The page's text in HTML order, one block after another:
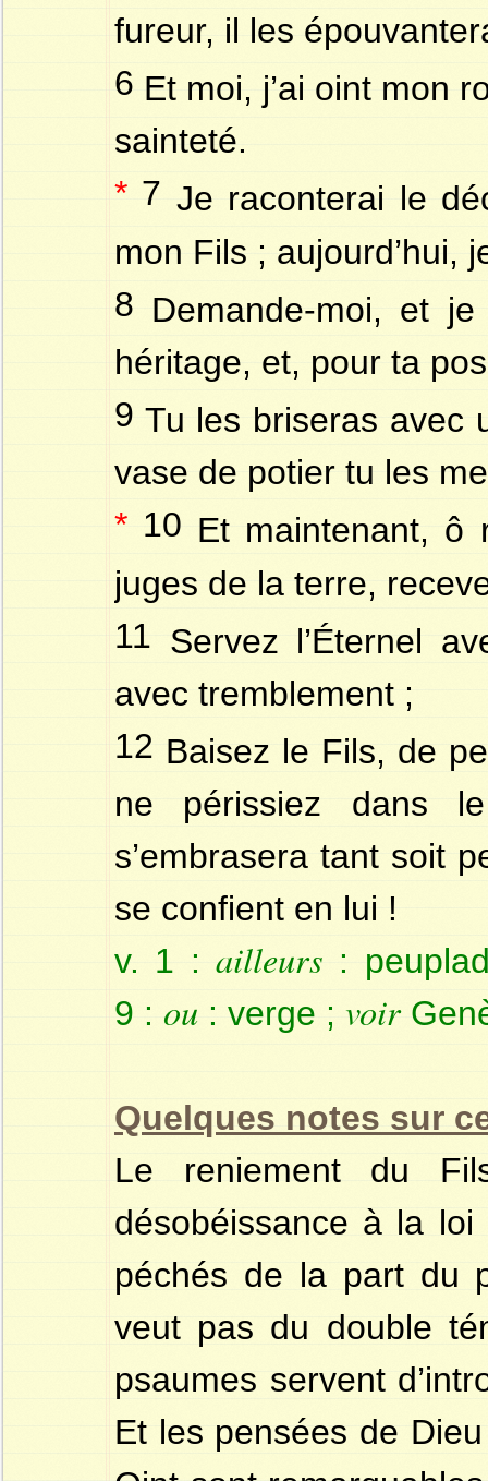
fureur, il les
6 Et moi, j’ai oint mon
sainteté.
* 7 Je raconterai le
mon Fils ; aujourd’hui,
8 Demande-moi, et
héritage, et, pour ta
9 Tu les briseras avec
vase de potier tu les
* 10 Et maintenant, ô
juges de la terre,
11 Servez l’Éternel
avec tremblement ;
12 Baisez le Fils, de
ne périssiez dans
s’embrasera tant soit
se confient en lui !
v. 1 : ailleurs :
9 : ou : verge ; voir
Quelques notes sur
Le reniement du
désobéissance à la
péchés de la part du
veut pas du double
psaumes servent
Et les pensées de